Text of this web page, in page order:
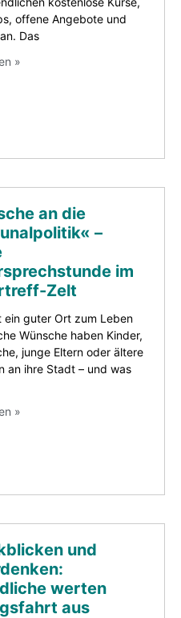
offene Angebote und
Das
»
an die
–
im
Zelt
ein guter Ort zum Leben
Wünsche haben Kinder,
junge Eltern oder ältere
an ihre Stadt – und was
»
und
werten
aus